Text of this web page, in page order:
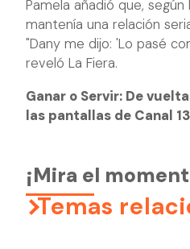
Pamela añadió que,
mantenía una relación
"Dany me dijo: 'Lo pasé
reveló La Fiera.
Ganar o Servir: De
las pantallas de Canal
¡Mira el
Temas